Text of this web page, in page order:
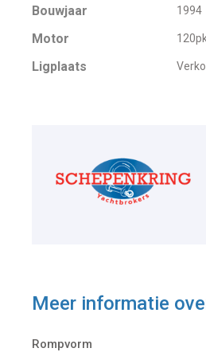
Bouwjaar 1994
Motor
Ligplaats
Meer informatie
Rompvorm